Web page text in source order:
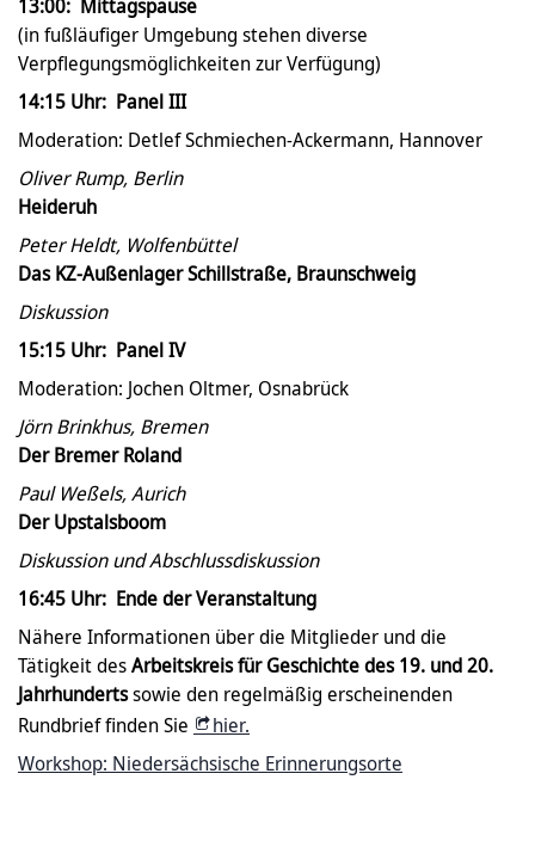
13:00: Mittagspause
(in fußläufiger Umgebung stehen diverse
Verpflegungsmöglichkeiten zur Verfügung)
14:15 Uhr: Panel III
Moderation: Detlef Schmiechen-Ackermann, Hannover
Oliver Rump, Berlin
Heideruh
Peter Heldt, Wolfenbüttel
Das KZ-Außenlager Schillstraße, Braunschweig
Diskussion
15:15 Uhr: Panel IV
Moderation: Jochen Oltmer, Osnabrück
Jörn Brinkhus, Bremen
Der Bremer Roland
Paul Weßels, Aurich
Der Upstalsboom
Diskussion und Abschlussdiskussion
16:45 Uhr: Ende der Veranstaltung
Nähere Informationen über die Mitglieder und die
Tätigkeit desArbeitskreis für Geschichte des 19. und 20.
Jahrhundertssowie den regelmäßig erscheinenden
Rundbrief finden Sie
hier.
Workshop: Niedersächsische Erinnerungsorte